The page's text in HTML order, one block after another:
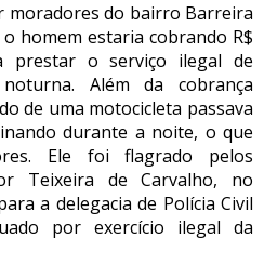
moradores do bairro Barreira
homem estaria cobrando R$
prestar o serviço ilegal de
Além da cobrança
de uma motocicleta passava
durante a noite, o que
Ele foi flagrado pelos
Teixeira de Carvalho, no
a delegacia de Polícia Civil
por exercício ilegal da